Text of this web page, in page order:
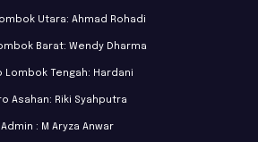
Utara: Ahmad Rohadi
Barat: Wendy Dharma
Lombok Tengah: Hardani
Asahan: Riki Syahputra
Admin : M Aryza Anwar